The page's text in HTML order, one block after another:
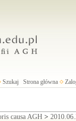
Szukaj Strona główna
causa AGH>